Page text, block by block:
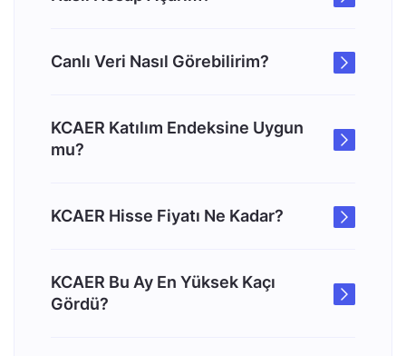
Canlı Veri Nasıl Görebilirim?
KCAER Katılım Endeksine Uygun
mu?
KCAER Hisse Fiyatı Ne Kadar?
KCAER Bu Ay En Yüksek Kaçı
Gördü?